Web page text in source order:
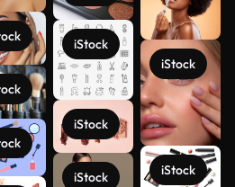
iStock
iStock
iStock
iStock
iStock